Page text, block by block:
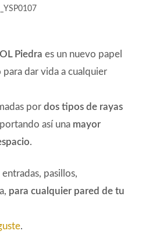
Piedra es un nuevo papel
dar vida a cualquier
por dos tipos de rayas
así una mayor
.
pasillos,
para cualquier pared de tu
.